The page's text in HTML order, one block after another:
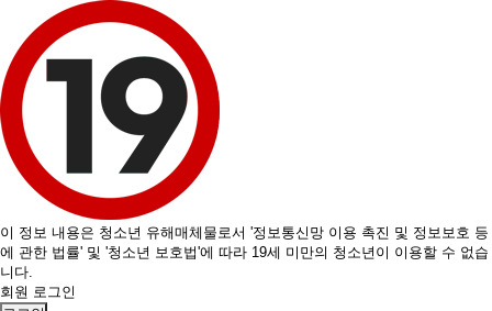
이 정보 내용은 청소년 유해매체물로서 '정보통신망 이용 촉진 및 정보보호 등
에 관한 법률' 및 '청소년 보호법'에 따라 19세 미만의 청소년이 이용할 수 없습
니다.
회원 로그인